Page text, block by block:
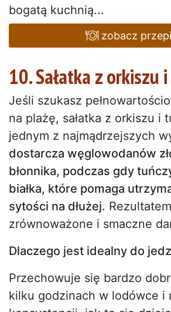
bogatą kuchnią...
zobacz
10. Sałatka z orkiszu
Jeśli szukasz
na plażę, sałatka z orkiszu i
jednym z najmądrzejszych
dostarcza węglowodanów
błonnika, podczas gdy
białka, które pomaga
sytości na dłużej.
zrównoważone i smaczne
Dlaczego jest idealny do
Przechowuje się bardzo
kilku godzinach w lodówce i